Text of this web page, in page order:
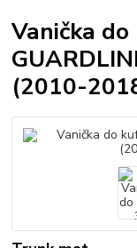
Vanička
(2010-